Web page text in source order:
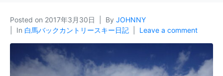
Posted on 2017年3月30日 By JOHNNY
In 白馬バックカントリースキー日記 Leave a comment